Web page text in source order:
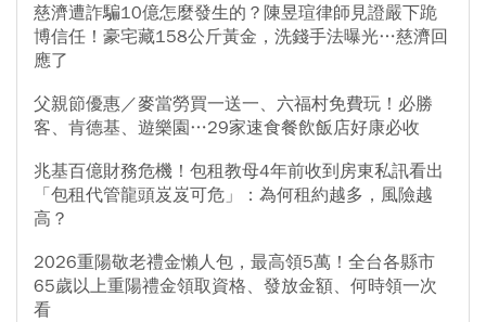
慈濟遭詐騙10億怎麼發生的？陳昱瑄律師見證嚴下跪
博信任！豪宅藏158公斤黃金，洗錢手法曝光…慈濟回
應了
父親節優惠／麥當勞買一送一、六福村免費玩！必勝
客、肯德基、遊樂園…29家速食餐飲飯店好康必收
兆基百億財務危機！包租教母4年前收到房東私訊看出
「包租代管龍頭岌岌可危」：為何租約越多，風險越
高？
2026重陽敬老禮金懶人包，最高領5萬！全台各縣市
65歲以上重陽禮金領取資格、發放金額、何時領一次
看